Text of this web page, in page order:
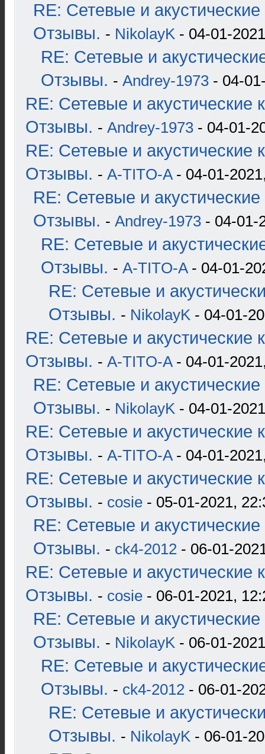
RE: Сетевые и
Отзывы. - NikolayK - 04-01-
RE: Сетевые и
Отзывы. - Andrey-1973 - 04-
RE: Сетевые и акустические
Отзывы. - Andrey-1973 - 04-01-
RE: Сетевые и акустические
Отзывы. - A-TITO-A- 04-01-
RE: Сетевые и
Отзывы. - Andrey-1973 - 04-01-
RE: Сетевые и
Отзывы. - A-TITO-A- 04-01-
RE: Сетевые и
Отзывы. - NikolayK - 04-01-
RE: Сетевые и акустические
Отзывы. - A-TITO-A- 04-01-
RE: Сетевые и
Отзывы. - NikolayK - 04-01-
RE: Сетевые и акустические
Отзывы. - A-TITO-A- 04-01-
RE: Сетевые и акустические
Отзывы. - cosie - 05-01-2021,
RE: Сетевые и
Отзывы. - ck4-2012 - 06-01-
RE: Сетевые и акустические
Отзывы. - cosie - 06-01-2021,
RE: Сетевые и
Отзывы. - NikolayK - 06-01-
RE: Сетевые и
Отзывы. - ck4-2012 - 06-01-
RE: Сетевые и
Отзывы. - NikolayK - 06-01-